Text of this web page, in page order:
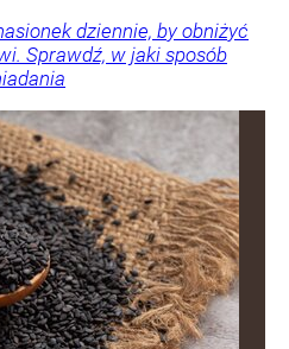
dziennie, by obniżyć
Sprawdź, w jaki sposób